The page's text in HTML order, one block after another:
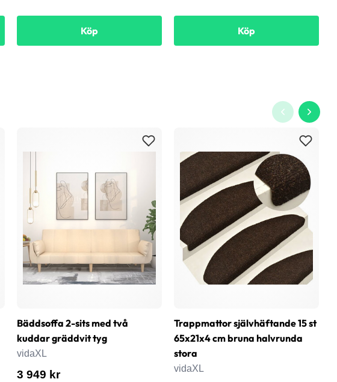
Köp Köp
Bäddsoffa 2-sits med två
kuddar gräddvit tyg
vidaXL
3 949 kr
Trappmattor självhäftande 15 st
65x21x4 cm bruna halvrunda
stora
vidaXL